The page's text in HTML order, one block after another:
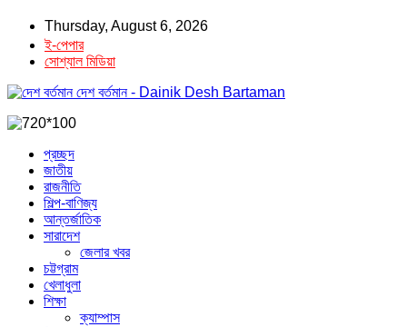
Thursday, August 6, 2026
ই-পেপার
সোশ্যাল মিডিয়া
দেশ বর্তমান - Dainik Desh Bartaman
প্রচ্ছদ
জাতীয়
রাজনীতি
শিল্প-বাণিজ্য
আন্তর্জাতিক
সারাদেশ
জেলার খবর
চট্টগ্রাম
খেলাধুলা
শিক্ষা
ক্যাম্পাস